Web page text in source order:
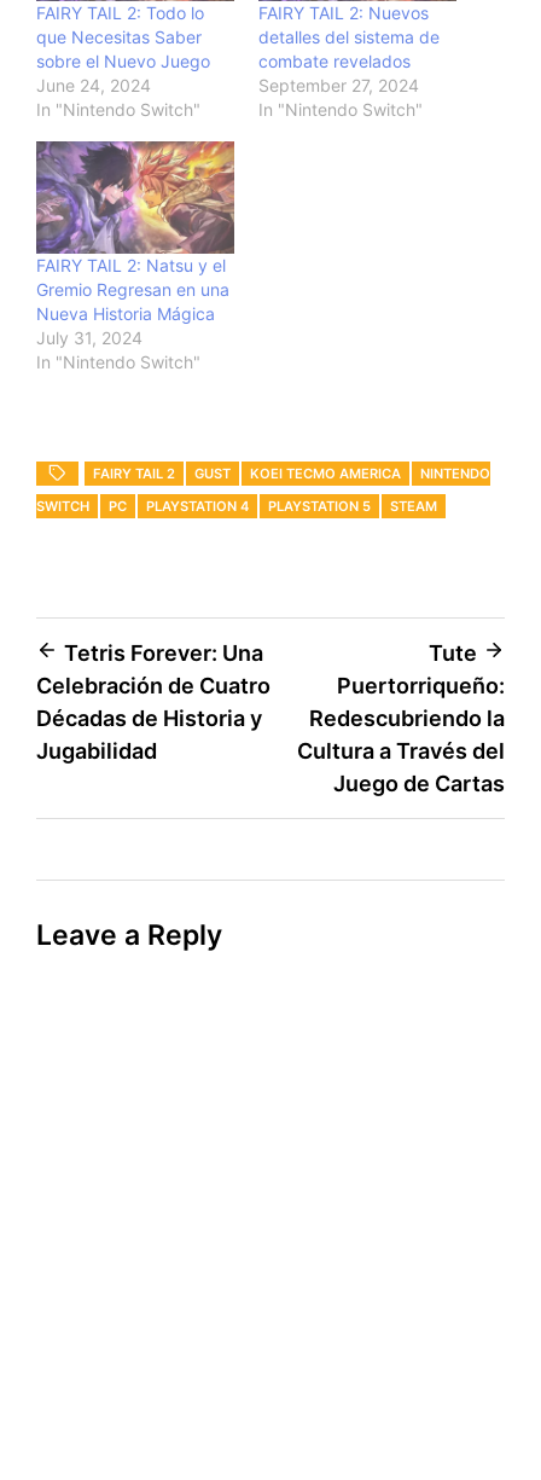
FAIRY TAIL 2: Todo lo
que Necesitas Saber
sobre el Nuevo Juego
June 24, 2024
In "Nintendo Switch"
FAIRY TAIL 2: Nuevos
detalles del sistema de
combate revelados
September 27, 2024
In "Nintendo Switch"
FAIRY TAIL 2: Natsu y el
Gremio Regresan en una
Nueva Historia Mágica
July 31, 2024
In "Nintendo Switch"
FAIRY TAIL 2 GUST KOEI TECMO AMERICA
NINTENDO
SWITCH
PC PLAYSTATION 4 PLAYSTATION 5 STEAM
Post
navigation
Tetris Forever: Una
Celebración de Cuatro
Décadas de Historia y
Jugabilidad
Tute
Puertorriqueño:
Redescubriendo la
Cultura a Través del
Juego de Cartas
Leave a Reply